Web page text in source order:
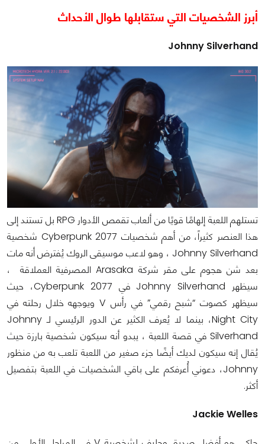
أبرز الشخصيات التي ستقابلها طوال الأحداث
Johnny Silverhand
تستلهم اللعبة إلهامًا قويًا من ألعاب تقمص الأدوار RPG بل تستند إلى
هذا العنصر كثيراً، من أهم شخصيات Cyberpunk 2077 شخصية
Johnny Silverhand ، وهو لاعب موسيقى الروك يُفترض أنه مات
بعد شن هجوم على مقر شركة Arasaka المصرفية العملاقة ،
سيظهر Johnny Silverhand في Cyberpunk 2077، حيث
سيظهر كصوت “شبح رقمي” في رأس V ويوجهه خلال رحلته في
Night City، بينما لا يُعرف الكثير عن الدور الرئيسي لـ Johnny
Silverhand في قصة اللعبة ، يبدو أنه سيكون شخصية بارزة حيث
يُقال إنه سيكون لديك أيضًا جزء صغير من اللعبة تلعب به من منظور
Johnny، دعوني أُعرفكم على باقي الشخصيات في اللعبة بتفصيل
أكثر.
Jackie Welles